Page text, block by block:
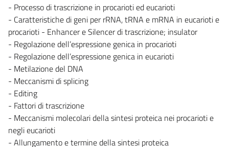
- Processo di trascrizione in procarioti ed eucarioti
- Caratteristiche di geni per rRNA, tRNA e mRNA in eucarioti e
procarioti - Enhancer e Silencer di trascrizione; insulator
- Regolazione dell’espressione genica in procarioti
- Regolazione dell’espressione genica in eucarioti
- Metilazione del DNA
- Meccanismi di splicing
- Editing
- Fattori di trascrizione
- Meccanismi molecolari della sintesi proteica nei procarioti e
negli eucarioti
- Allungamento e termine della sintesi proteica